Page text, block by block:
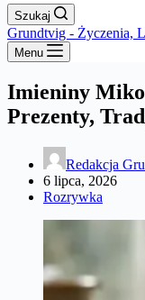
Szukaj
Grundtvig - Życzenia,
Menu
Imieniny
Prezenty,
Redakcja
6 lipca, 2026
Rozrywka